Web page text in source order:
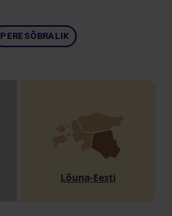
PERESÕBRALIK
Lõuna-Eesti